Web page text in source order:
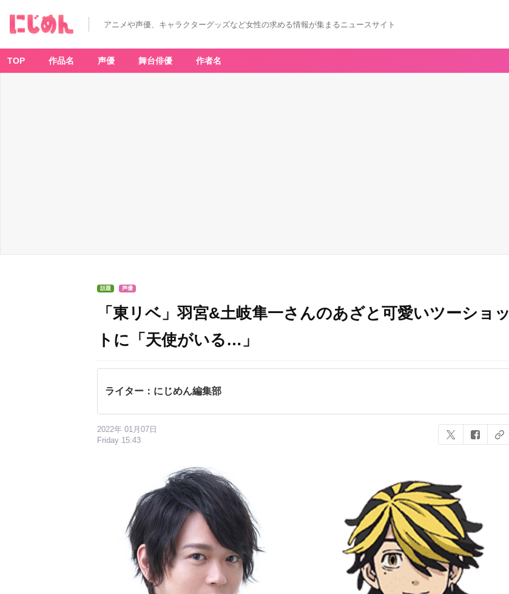
アニメや声優、キャラクターグッズなど女性の求める情報が集まるニュースサイト
TOP 作品名 声優 舞台俳優 作者名
話題 声優
「東リベ」羽宮&土岐隼一さんのあざと可愛いツーショッ
トに「天使がいる…」
ライター：にじめん編集部
2022年 01月07日
Friday 15:43